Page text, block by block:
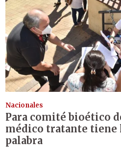
Nacionales
Para comité bioético
médico tratante tiene
palabra